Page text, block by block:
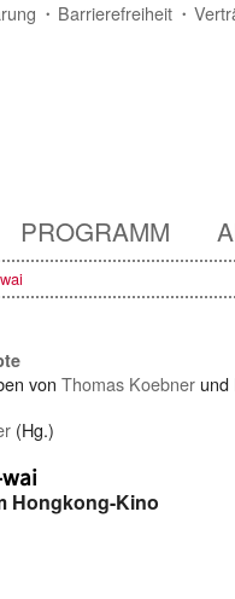
Barrierefreiheit
PROGRAMM
vonThomas Koebner und
(Hg.)
Hongkong-Kino